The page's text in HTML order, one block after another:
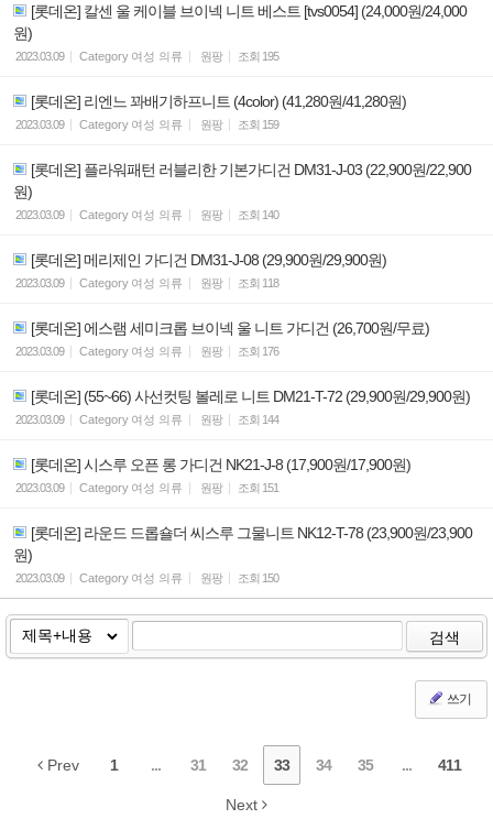
[롯데온] 칼센 울 케이블 브이넥 니트 베스트 [tvs0054] (24,000원/24,000
원)
2023.03.09 Category 여성 의류 원팡 조회 195
[롯데온] 리엔느 꽈배기하프니트 (4color) (41,280원/41,280원)
2023.03.09 Category 여성 의류 원팡 조회 159
[롯데온] 플라워패턴 러블리한 기본가디건 DM31-J-03 (22,900원/22,900
원)
2023.03.09 Category 여성 의류 원팡 조회 140
[롯데온] 메리제인 가디건 DM31-J-08 (29,900원/29,900원)
2023.03.09 Category 여성 의류 원팡 조회 118
[롯데온] 에스램 세미크롭 브이넥 울 니트 가디건 (26,700원/무료)
2023.03.09 Category 여성 의류 원팡 조회 176
[롯데온] (55~66) 사선컷팅 볼레로 니트 DM21-T-72 (29,900원/29,900원)
2023.03.09 Category 여성 의류 원팡 조회 144
[롯데온] 시스루 오픈 롱 가디건 NK21-J-8 (17,900원/17,900원)
2023.03.09 Category 여성 의류 원팡 조회 151
[롯데온] 라운드 드롭숄더 씨스루 그물니트 NK12-T-78 (23,900원/23,900
원)
2023.03.09 Category 여성 의류 원팡 조회 150
검색
쓰기
Prev 1 ... 31 32 33 34 35 ... 411
Next